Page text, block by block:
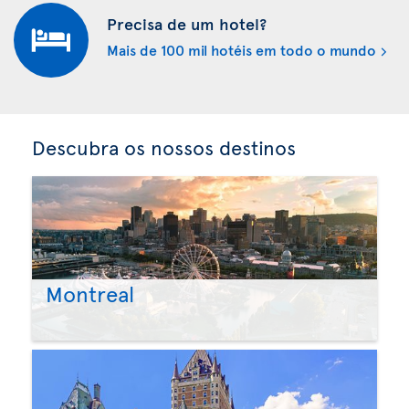
Precisa de um hotel?
Mais de 100 mil hotéis em todo o mundo
Descubra os nossos destinos
Montreal